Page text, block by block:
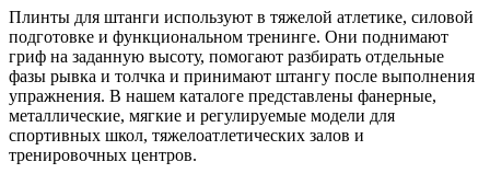
Плинты для штанги используют в тяжелой атлетике, силовой
подготовке и функциональном тренинге. Они поднимают
гриф на заданную высоту, помогают разбирать отдельные
фазы рывка и толчка и принимают штангу после выполнения
упражнения. В нашем каталоге представлены фанерные,
металлические, мягкие и регулируемые модели для
спортивных школ, тяжелоатлетических залов и
тренировочных центров.